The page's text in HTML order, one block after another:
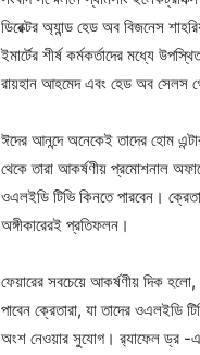
ডিরেক্টর অ্যান্ড হেড অব বিজনেস
ইমার্টের শীর্ষ কর্মকর্তাদের মধ্যে
রায়হান আহমেদ এবং হেড অব সেলস
ঈদের আনন্দে অনেকেই তাদের হোম
থেকে তারা আকর্ষণীয় প্রমোশনাল
ওএলইডি টিভি কিনতে পারবেন।
অঙ্গীকারেরই প্রতিফলন।
ফেয়ারের সবচেয়ে আকর্ষণীয় দিক হলো,
পাবেন ক্রেতারা, যা তাদের
অংশ নেওয়ার সুযোগ। র‍্যাফেল ড্র -এর